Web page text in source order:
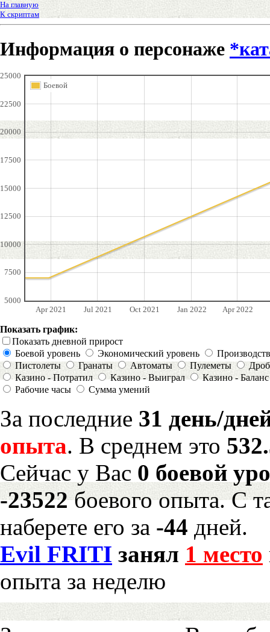
На главную
К скриптам
Информация о персонаже
Apr 2021 Jul 2021 Oct 2021 Jan 2022 Apr 2022
5000
7500
10000
12500
15000
17500
20000
22500
25000
Боевой
Показать график:
Показать дневной прирост
Боевой уровень
Экономический уровень
Пистолеты
Гранаты Автоматы Пулеметы
Казино - Потратил
Казино - Выиграл
Казино - Баланс
Рабочие часы
Сумма умений
За последние 31 день/
опыта. В среднем это
Сейчас у Вас 0 боевой
-23522боевого опыта. С
наберете его за -44 дней.
Evil FRITI занял 1 место
опыта за неделю